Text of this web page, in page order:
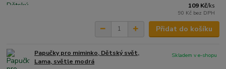
109 Kč/ks
90 Kč bez DPH
Přidat do košíku
Papučky pro miminko, Dětský svět,
Lama, světle modrá
Skladem v e-shopu